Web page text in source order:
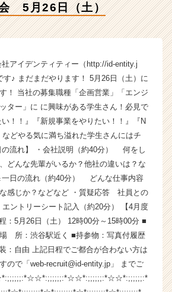
ン
ィ
ィ
ー
タ
イ
ム
ラ
イ
ン】
ン
チ
ャ
ー・
成
長
企
5月26日（土）
アイデンティティー（http://id-entity.j
♪ まだまだやります！ 5月26日（土）に
！ 当社の募集職種「企画営業」「エンジ
ター」に に興味がある学生さん！必見で
！！』『新規事業をやりたい！！』『N
どやる気に満ち溢れた学生さんにはチ
の流れ】 ・会社説明（約40分） 何をし
どんな先輩がいるか？他社の違いは？な
一日の流れ（約40分） どんな仕事内容
感じか？などなど ・質疑応答 社員との
ントリーシート記入（約20分） 【4月度
5月26日（土） 12時00分～15時00分 ■
所：渋谷駅近く ■持参物：写真付履歴
自由 上記日程でご都合が合わない方は
ので「web-recruit@id-entity.jp」 までご